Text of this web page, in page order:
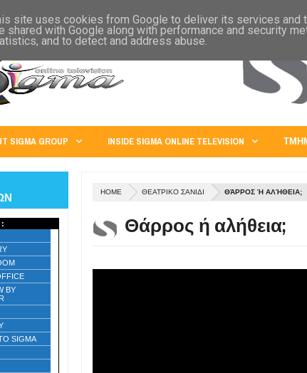
U.S.A. AUSTRALIA RUSSIA CHINA JAPAN
SIGMA GROUP INSIDE SIGMA ONLINE TELEVISION
HOME ΘΕΑΤΡΙΚΟ ΣΑΝΙΔΙ ΘΆΡΡΟΣ Ή ΑΛΉΘΕΙΑ;
Θάρρος ή αλήθεια;
:
BY
SIGMA
site uses cookies from Google to deliver its services and
shared with Google along with performance and security
and to detect and address abuse.